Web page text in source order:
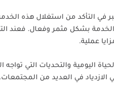
في التأكد من استغلال هذه
بشكل مثمر وفعال. فعند
عملية.
اليومية والتحديات التي
الازدياد في العديد من المجتمعات.